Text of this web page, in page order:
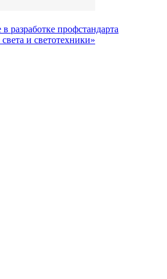
разработке профстандарта
и светотехники»